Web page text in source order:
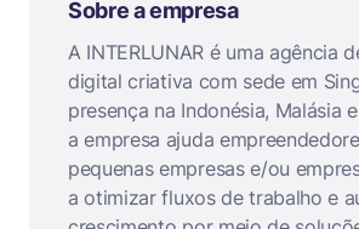
Sobre a empresa
A INTERLUNAR é uma agência
digital criativa com sede em
presença na Indonésia, Malásia
a empresa ajuda
pequenas empresas e/ou
a otimizar fluxos de trabalho e